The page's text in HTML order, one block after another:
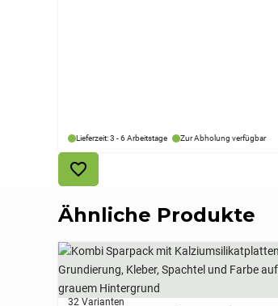
Lieferzeit: 3 - 6 Arbeitstage Zur Abholung verfügbar
Ähnliche Produkte
32 Varianten